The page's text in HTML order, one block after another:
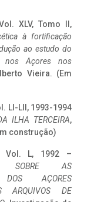
XLV, Tomo II,
à fortificação
ao estudo do
nos Açores nos
Vieira. (Em
LI-LII, 1993-1994
ILHA TERCEIRA,
construção)
Vol. L, 1992 –
SOBRE AS
DOS AÇORES
ARQUIVOS DE